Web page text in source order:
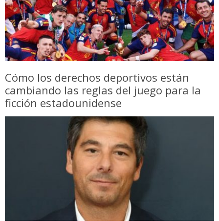
Cómo los derechos deportivos están
cambiando las reglas del juego para la
ficción estadounidense